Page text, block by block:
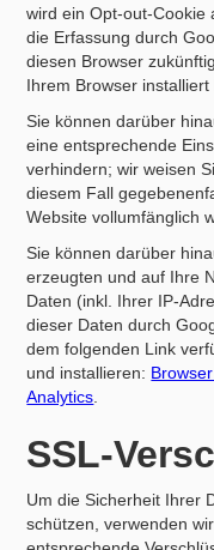
wird ein Opt-out-Cookie
die Erfassung durch
diesen Browser
Ihrem Browser installiert
Sie können darüber
eine entsprechende
verhindern; wir weisen
diesem Fall
Website vollumfänglich
Sie können darüber
erzeugten und auf Ihre
Daten (inkl. Ihrer IP-
dieser Daten durch
dem folgenden Link
und installieren:
Analytics
SSL-
Um die Sicherheit Ihrer
schützen, verwenden